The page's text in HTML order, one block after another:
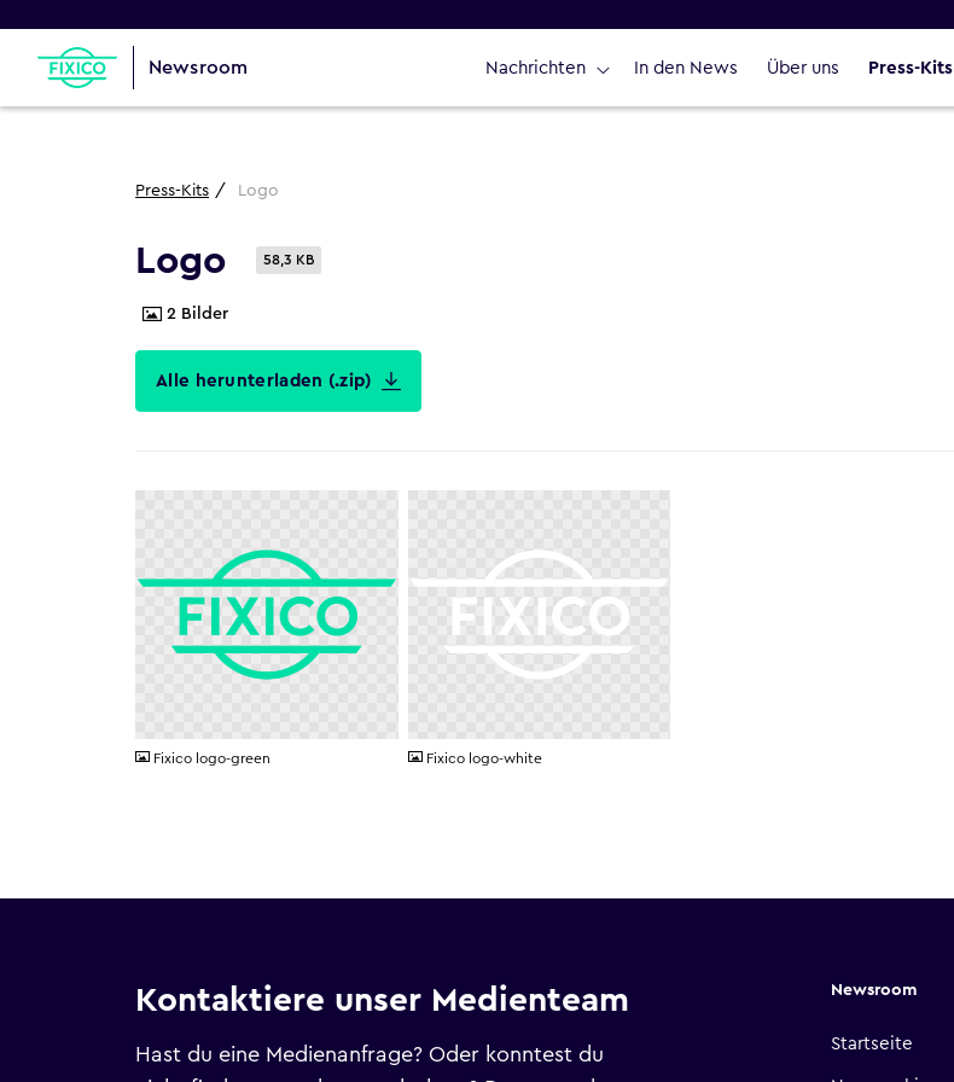
Newsroom Nachrichten In den News Über uns Press-Kits
Press-Kits Logo
Logo 58,3 KB
2 Bilder
Alle herunterladen (.zip)
Fixico logo-green Fixico logo-white
Kontaktiere unser Medienteam
Hast du eine Medienanfrage? Oder konntest du
Newsroom
Startseite